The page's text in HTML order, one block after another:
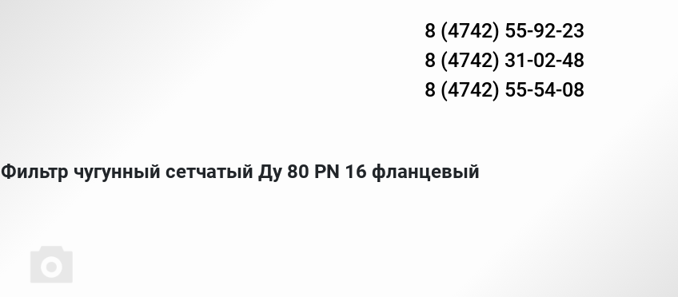
8 (4742) 55-92-23
8 (4742) 31-02-48
8 (4742) 55-54-08
Фильтр чугунный сетчатый Ду 80 PN 16 фланцевый